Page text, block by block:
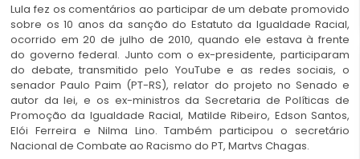
Lula fez os comentários ao participar de um debate promovido
sobre os 10 anos da sanção do Estatuto da Igualdade Racial,
ocorrido em 20 de julho de 2010, quando ele estava à frente
do governo federal. Junto com o ex-presidente, participaram
do debate, transmitido pelo YouTube e as redes sociais, o
senador Paulo Paim (PT-RS), relator do projeto no Senado e
autor da lei, e os ex-ministros da Secretaria de Políticas de
Promoção da Igualdade Racial, Matilde Ribeiro, Edson Santos,
Elói Ferreira e Nilma Lino. Também participou o secretário
Nacional de Combate ao Racismo do PT, Martvs Chagas.